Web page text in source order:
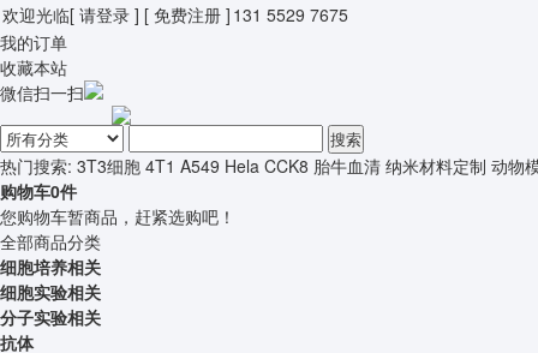
欢迎光临[ 请登录 ] [ 免费注册 ] 131 5529 7675
我的订单
收藏本站
微信扫一扫
搜索
热门搜索: 3T3细胞 4T1 A549 Hela CCK8 胎牛血清 纳米材料定制 动物
购物车0件
您购物车暂商品，赶紧选购吧！
全部商品分类
细胞培养相关
细胞实验相关
分子实验相关
抗体